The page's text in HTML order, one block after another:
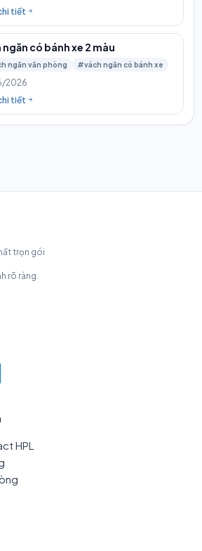
tiết
ngăn có bánh xe 2 màu
ngăn văn phòng #vách ngăn có bánh xe
2026
tiết
trọn gói
rõ ràng.
HPL